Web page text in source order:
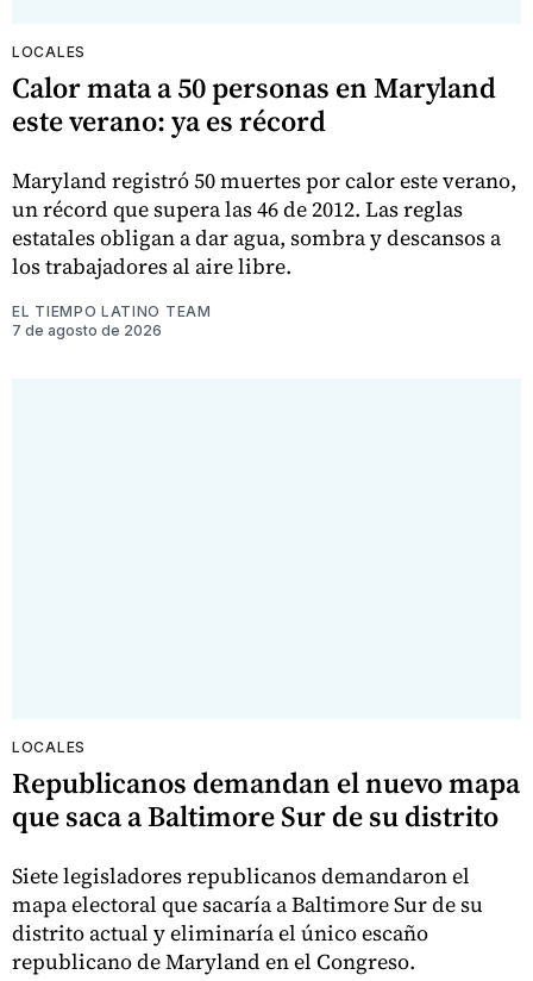
LOCALES
Calor mata a 50 personas en Maryland
este verano: ya es récord
Maryland registró 50 muertes por calor este verano,
un récord que supera las 46 de 2012. Las reglas
estatales obligan a dar agua, sombra y descansos a
los trabajadores al aire libre.
EL TIEMPO LATINO TEAM
7 de agosto de 2026
LOCALES
Republicanos demandan el nuevo mapa
que saca a Baltimore Sur de su distrito
Siete legisladores republicanos demandaron el
mapa electoral que sacaría a Baltimore Sur de su
distrito actual y eliminaría el único escaño
republicano de Maryland en el Congreso.